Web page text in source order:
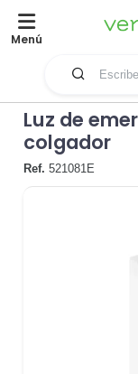
Menú
Luz de
colgador
Ref. 521081E